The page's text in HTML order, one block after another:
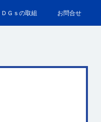
ＤＧｓの取組 お問合せ